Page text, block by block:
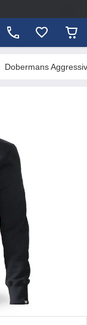
Dobermans